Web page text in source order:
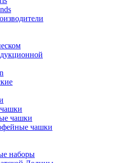
чашки
чашки
наборы